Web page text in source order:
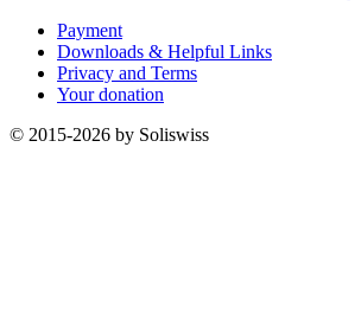
Payment
Downloads & Helpful Links
Privacy and Terms
Your donation
© 2015-2026 by Soliswiss